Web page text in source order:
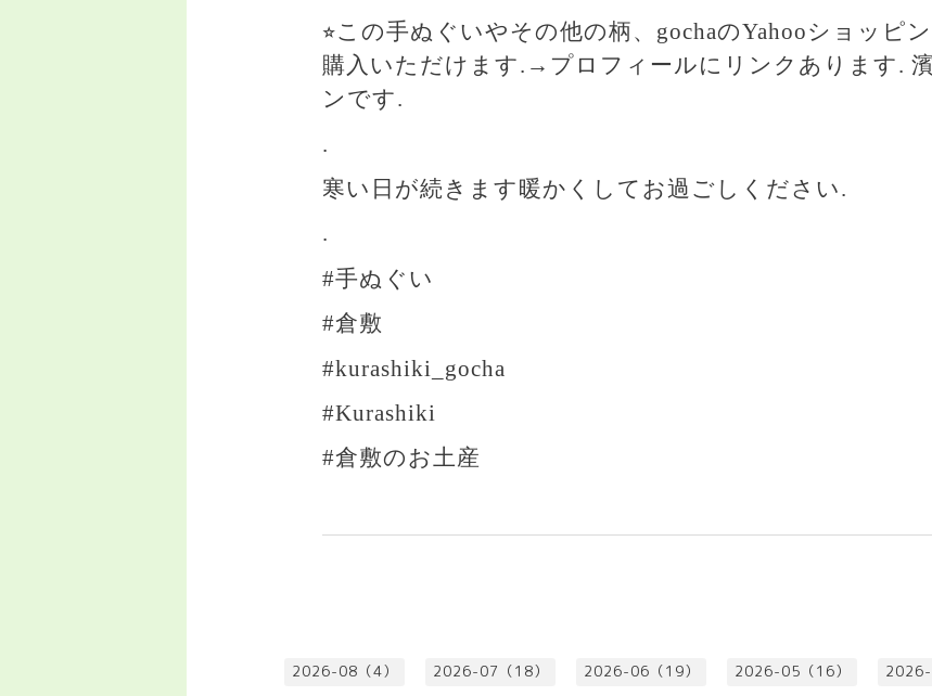
⭐︎この手ぬぐいやその他の柄、gochaのYahooショッピ
購入いただけます.→プロフィールにリンクあります.
ンです.
.
寒い日が続きます暖かくしてお過ごしください.
.
#手ぬぐい
#倉敷
#kurashiki_gocha
#Kurashiki
#倉敷のお土産
2026-08（4） 2026-07（18） 2026-06（19） 2026-05（16） 2026-